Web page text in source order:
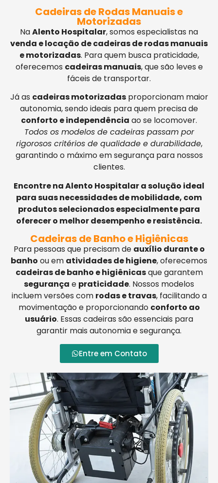
Cadeiras de Rodas Manuais e
Motorizadas
NaAlento Hospitalar, somos especialistas na
venda e locação de cadeiras de rodas manuais
e motorizadas. Para quem busca praticidade,
oferecemos cadeiras manuais, que são leves e
fáceis de transportar.
Já as cadeiras motorizadasproporcionam maior
autonomia, sendo ideais para quem precisa de
conforto e independência ao se locomover.
Todos os modelos de cadeiras passam por
rigorosos critérios de qualidade e durabilidade,
garantindo o máximo em segurança para nossos
clientes.
Encontre na Alento Hospitalar a solução ideal
para suas necessidades de mobilidade, com
produtos selecionados especialmente para
oferecer o melhor desempenho e resistência.
Cadeiras de Banho e Higiênicas
Para pessoas que precisam de auxílio durante o
banho ou em atividades de higiene, oferecemos
cadeiras de banho e higiênicasque garantem
segurança e praticidade. Nossos modelos
incluem versões com rodas e travas, facilitando a
movimentação e proporcionando conforto ao
usuário. Essas cadeiras são essenciais para
garantir mais autonomia e segurança.
Entre em Contato